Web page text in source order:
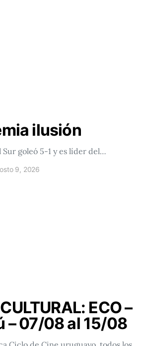
ilusión
Sur goleó 5-1 y es líder del…
9, 2026
ECO –
– 07/08 al 15/08